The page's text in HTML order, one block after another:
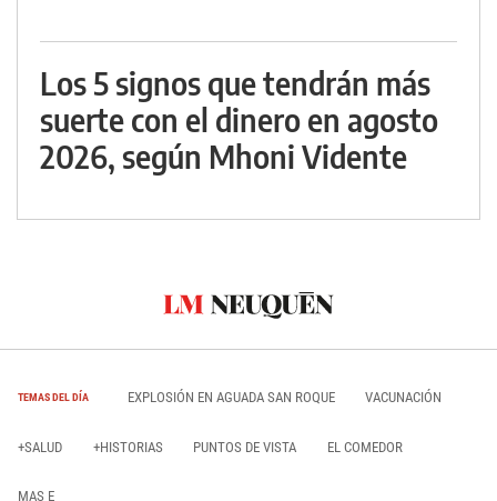
Los 5 signos que tendrán más
suerte con el dinero en agosto
2026, según Mhoni Vidente
TEMAS DEL DÍA EXPLOSIÓN EN AGUADA SAN ROQUE VACUNACIÓN
+SALUD +HISTORIAS PUNTOS DE VISTA EL COMEDOR
MAS E